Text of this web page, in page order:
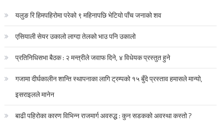
यलुङ रि हिमपहिरोमा परेको ९ महिनापछि भेटियो पाँच जनाको शव
एसियाली सेयर उकालो लाग्दा तेलको भाउ पनि उकालो
प्रतिनिधिसभा बैठक : २ मन्त्रीले जवाफ दिने, ४ विधेयक प्रस्तुत हुने
गजामा दीर्घकालीन शान्ति स्थापनाका लागि ट्रम्पको १५ बुँदे प्रस्ताव हमासले मान्यो,
इसराइलले मानेन
बाढी पहिरोका कारण विभिन्न राजमार्ग अवरुद्ध : कुन सडकको अवस्था कस्तो ?